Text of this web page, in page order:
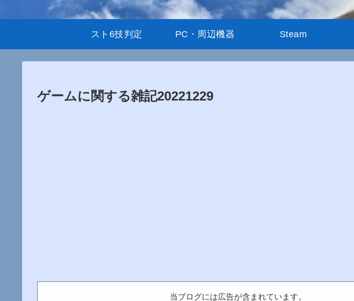
スト6技判定 PC・周辺機器 Steam
ゲームに関する雑記20221229
当ブログには広告が含まれています。